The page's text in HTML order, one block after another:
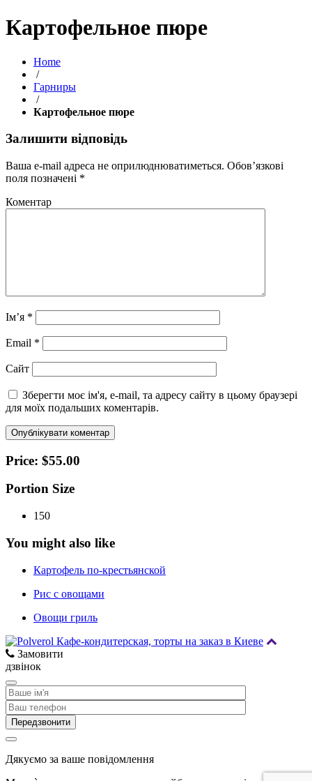
Картофельное пюре
Home
/
Гарниры
/
Картофельное пюре
Залишити відповідь
Ваша e-mail адреса не оприлюднюватиметься. Обов’язкові
поля позначені *
Коментар
Ім’я *
Email *
Сайт
Зберегти моє ім'я, e-mail, та адресу сайту в цьому браузері
для моїх подальших коментарів.
Price: $55.00
Portion Size
150
You might also like
Картофель по-крестьянской
Рис с овощами
Овощи гриль
Замовити
дзвінок
Дякуємо за ваше повідомлення